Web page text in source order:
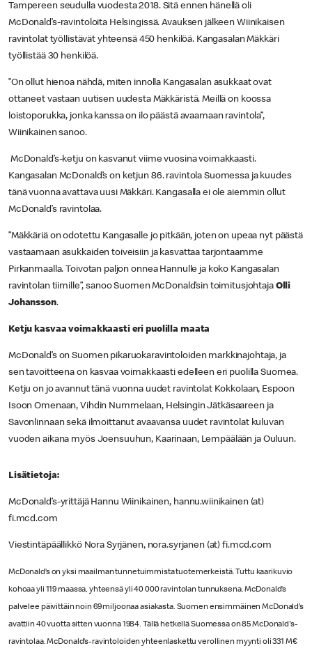
Tampereen seudulla vuodesta 2018. Sitä ennen hänellä oli
McDonald’s-ravintoloita Helsingissä. Avauksen jälkeen Wiinikaisen
ravintolat työllistävät yhteensä 450 henkilöä. Kangasalan Mäkkäri
työllistää 30 henkilöä.
”On ollut hienoa nähdä, miten innolla Kangasalan asukkaat ovat
ottaneet vastaan uutisen uudesta Mäkkäristä. Meillä on koossa
loistoporukka, jonka kanssa on ilo päästä avaamaan ravintola”,
Wiinikainen sanoo.
McDonald’s-ketju on kasvanut viime vuosina voimakkaasti.
Kangasalan McDonald’s on ketjun 86. ravintola Suomessa ja kuudes
tänä vuonna avattava uusi Mäkkäri. Kangasalla ei ole aiemmin ollut
McDonald’s ravintolaa.
”Mäkkäriä on odotettu Kangasalle jo pitkään, joten on upeaa nyt päästä
vastaamaan asukkaiden toiveisiin ja kasvattaa tarjontaamme
Pirkanmaalla. Toivotan paljon onnea Hannulle ja koko Kangasalan
ravintolan tiimille”, sanoo Suomen McDonald’sin toimitusjohtaja Olli
Johansson.
Ketju kasvaa voimakkaasti eri puolilla maata
McDonald’s on Suomen pikaruokaravintoloiden markkinajohtaja, ja
sen tavoitteena on kasvaa voimakkaasti edelleen eri puolilla Suomea.
Ketju on jo avannut tänä vuonna uudet ravintolat Kokkolaan, Espoon
Isoon Omenaan, Vihdin Nummelaan, Helsingin Jätkäsaareen ja
Savonlinnaan sekä ilmoittanut avaavansa uudet ravintolat kuluvan
vuoden aikana myös Joensuuhun, Kaarinaan, Lempäälään ja Ouluun.
Lisätietoja:
McDonald’s-yrittäjä Hannu Wiinikainen, hannu.wiinikainen (at)
fi.mcd.com
Viestintäpäällikkö Nora Syrjänen, nora.syrjanen (at) fi.mcd.com
McDonald’s on yksi maailman tunnetuimmista tuotemerkeistä. Tuttu kaarikuvio
kohoaa yli 119 maassa, yhteensä yli 40 000 ravintolan tunnuksena. McDonald’s
palvelee päivittäin noin 69 miljoonaa asiakasta. Suomen ensimmäinen McDonald’s
avattiin 40 vuotta sitten vuonna 1984. Tällä hetkellä Suomessa on 85 McDonald's-
ravintolaa. McDonald’s-ravintoloiden yhteenlaskettu verollinen myynti oli 331 M€